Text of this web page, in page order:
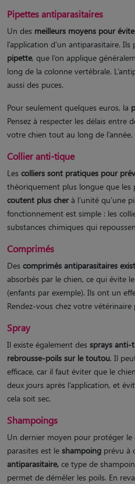
Pipettes antiparasitaires
Un des meilleurs moyens pour
l’application d’un antiparasitaire.
pipette, que l’on applique
long de la colonne vertébrale.
aussi des puces.
Pour seulement quelques euros, la
Pensez à respecter les délais entre
votre chien tout au long de l’année.
Collier anti-tique
Les colliers sont pratiques pour
théoriquement plus longue que les
coutent plus cherà l’unité qu’une
fonctionnement est simple : les
substances chimiques qui
Comprimés
Des comprimés antiparasitaires
absorbés par le chien, ce qui évite
(enfants par exemple). Ils ont un
Rendez-vous chez votre
Spray
Il existe également des sprays anti-
rebrousse-poils sur le toutou. Il
efficace, car il faut éviter que le
deux jours après l’application, et
cela soit sec.
Shampoings
Un dernier moyen pour protéger le
parasites est le shampoing prévu à
antiparasitaire, ce type de
permet de démêler les poils. En